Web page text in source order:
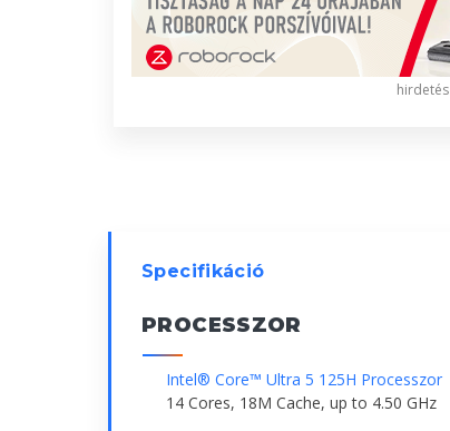
hirdetés
Specifikáció
PROCESSZOR
Intel® Core™ Ultra 5 125H Processzor
14 Cores, 18M Cache, up to 4.50 GHz